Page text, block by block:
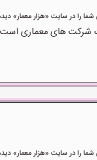
«هزار معمار» دیده ام و کد «شرکت-
های معماری است
«هزار معمار» دیده ام و کد «شرکت-